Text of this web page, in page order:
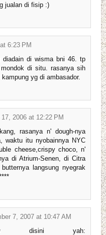
jualan di fisip :)
6:23 PM
di wisma bni 46. tp
di situ. rasanya sih
yg di ambasador.
17, 2006 at 12:22 PM
rasanya n' dough-nya
waktu itu nyobainnya NYC
cheese,crispy choco, n'
di Atrium-Senen, di Citra
langsung nyegrak
7, 2007 at 10:47 AM
disini yah: